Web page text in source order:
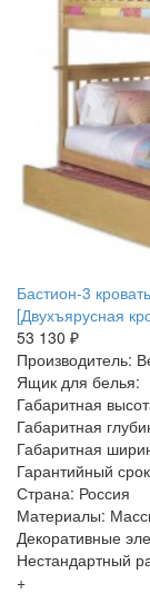
Бастион-3
[Двухъярусная
53 130 ₽
Производитель:
Ящик для белья:
Габаритная
Габаритная
Габаритная
Гарантийный
Страна: Россия
Материалы:
Декоративные
Нестандартный
+